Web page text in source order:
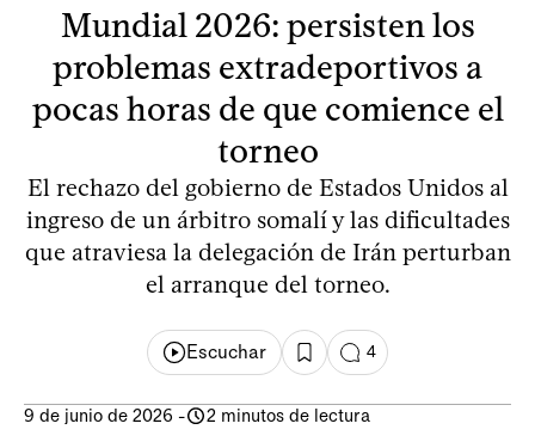
Mundial 2026: persisten los
problemas extradeportivos a
pocas horas de que comience el
torneo
El rechazo del gobierno de Estados Unidos al
ingreso de un árbitro somalí y las dificultades
que atraviesa la delegación de Irán perturban
el arranque del torneo.
Escuchar 4
9 de junio de 2026 - 2 minutos de lectura